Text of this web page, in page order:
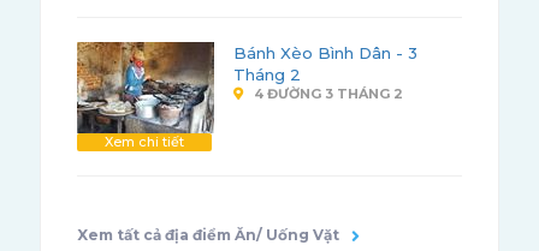
Xem chi tiết
Bánh Xèo Bình Dân - 3
Tháng 2
4 ĐƯỜNG 3 THÁNG 2
Xem tất cả địa điểm Ăn/ Uống Vặt